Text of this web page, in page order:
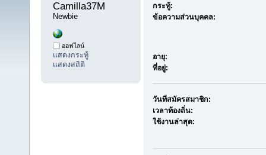
Camilla37M
Newbie
ออฟไลน์
แสดงกระทู้
แสดงสถิติ
กระทู้:
ข้อความส่วนบุคคล:
อายุ:
ที่อยู่:
วันที่สมัครสมาชิก:
เวลาท้องถิ่น:
ใช้งานล่าสุด: